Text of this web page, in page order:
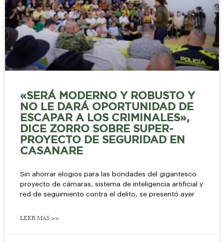
«SERÁ MODERNO Y ROBUSTO Y
NO LE DARÁ OPORTUNIDAD DE
ESCAPAR A LOS CRIMINALES»,
DICE ZORRO SOBRE SUPER-
PROYECTO DE SEGURIDAD EN
CASANARE
Sin ahorrar elogios para las bondades del gigantesco
proyecto de cámaras, sistema de inteligencia artificial y
red de seguimiento contra el delito, se presentó ayer
LEER MÁS >>